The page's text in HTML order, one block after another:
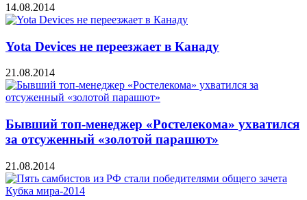
14.08.2014
Yota Devices не переезжает в Канаду
21.08.2014
Бывший топ-менеджер «Ростелекома» ухватился
за отсуженный «золотой парашют»
21.08.2014